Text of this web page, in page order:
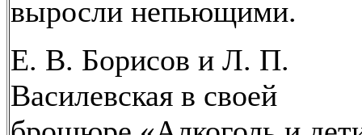
выросли непьющими.
Е. В. Борисов и Л. П.
Василевская в своей